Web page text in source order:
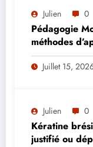
Julien 0
Pédagogie
méthodes
adultes
Juillet 15,
Julien 0
Kératine
justifié ou